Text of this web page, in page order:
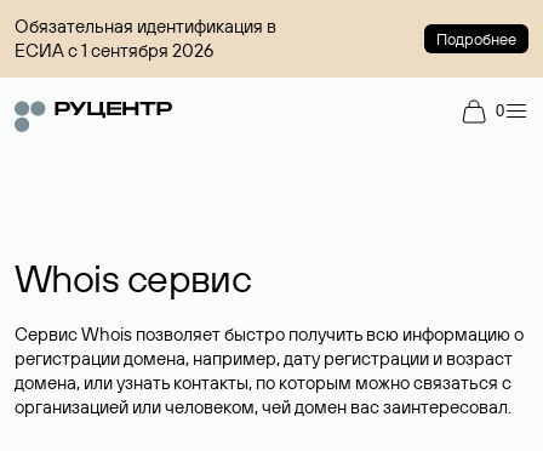
Обязательная идентификация в
ЕСИА с 1 сентября 2026
Подробнее
0
Whois сервис
Сервис Whois позволяет быстро получить всю информацию о
регистрации домена, например, дату регистрации и возраст
домена, или узнать контакты, по которым можно связаться с
организацией или человеком, чей домен вас заинтересовал.